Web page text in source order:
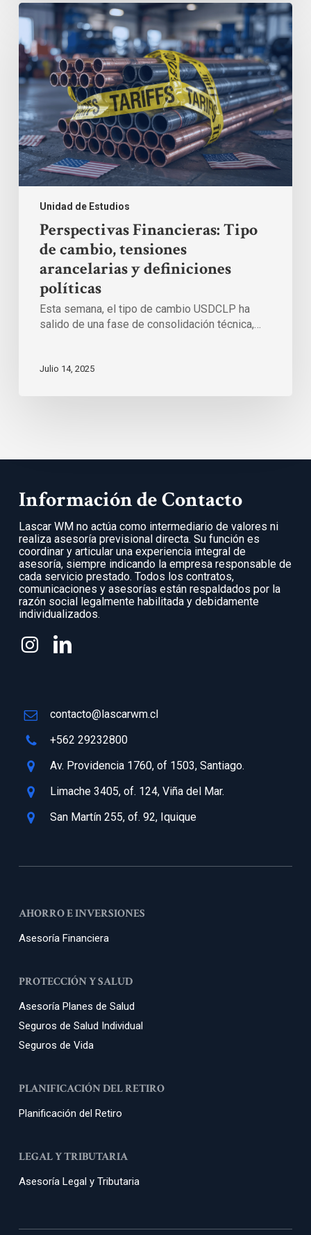
Unidad de Estudios
Perspectivas
Financieras:
de
cambio,
tensiones
arancelarias
definiciones
políticas
Perspectivas Financieras: Tipo
de cambio, tensiones
arancelarias y definiciones
políticas
Esta semana, el tipo de cambio USDCLP ha
salido de una fase de consolidación técnica,…
Julio 14, 2025
Información de Contacto
Lascar WM no actúa como intermediario de valores ni
realiza asesoría previsional directa. Su función es
coordinar y articular una experiencia integral de
asesoría, siempre indicando la empresa responsable de
cada servicio prestado. Todos los contratos,
comunicaciones y asesorías están respaldados por la
razón social legalmente habilitada y debidamente
individualizados.
contacto@lascarwm.cl
+562 29232800
Av. Providencia 1760, of 1503, Santiago.
Limache 3405, of. 124, Viña del Mar.
San Martín 255, of. 92, Iquique
AHORRO E INVERSIONES
Asesoría Financiera
PROTECCIÓN Y SALUD
Asesoría Planes de Salud
Seguros de Salud Individual
Seguros de Vida
PLANIFICACIÓN DEL RETIRO
Planificación del Retiro
LEGAL Y TRIBUTARIA
Asesoría Legal y Tributaria